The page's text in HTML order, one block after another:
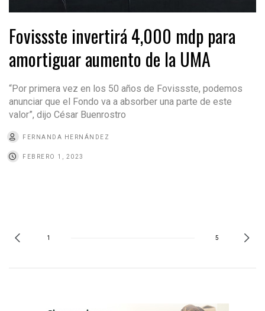
Fovissste invertirá 4,000 mdp para
amortiguar aumento de la UMA
“Por primera vez en los 50 años de Fovissste, podemos
anunciar que el Fondo va a absorber una parte de este
valor”, dijo César Buenrostro
FERNANDA HERNÁNDEZ
FEBRERO 1, 2023
1 5